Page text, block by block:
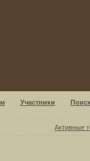
Участники
Активные